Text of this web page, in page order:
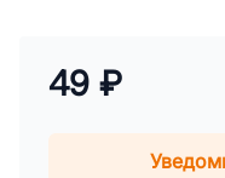
49 ₽